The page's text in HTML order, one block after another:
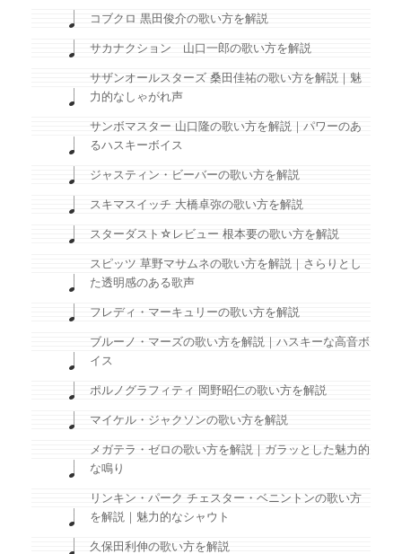
コブクロ 黒田俊介の歌い方を解説
サカナクション 山口一郎の歌い方を解説
サザンオールスターズ 桑田佳祐の歌い方を解説｜魅
力的なしゃがれ声
サンボマスター 山口隆の歌い方を解説｜パワーのあ
るハスキーボイス
ジャスティン・ビーバーの歌い方を解説
スキマスイッチ 大橋卓弥の歌い方を解説
スターダスト☆レビュー 根本要の歌い方を解説
スピッツ 草野マサムネの歌い方を解説｜さらりとし
た透明感のある歌声
フレディ・マーキュリーの歌い方を解説
ブルーノ・マーズの歌い方を解説｜ハスキーな高音ボ
イス
ポルノグラフィティ 岡野昭仁の歌い方を解説
マイケル・ジャクソンの歌い方を解説
メガテラ・ゼロの歌い方を解説｜ガラッとした魅力的
な鳴り
リンキン・パーク チェスター・ベニントンの歌い方
を解説｜魅力的なシャウト
久保田利伸の歌い方を解説